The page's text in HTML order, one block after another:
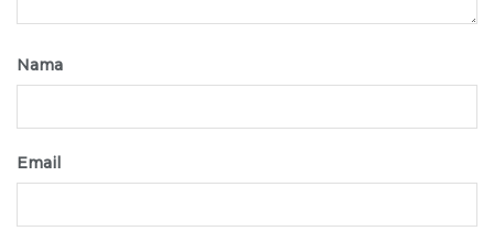
Nama
Email